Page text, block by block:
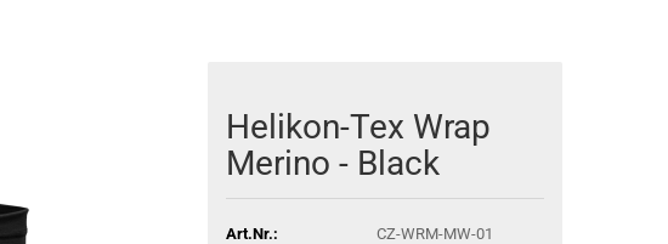
Helikon-Tex Wrap
Merino - Black
Art.Nr.:
CZ-WRM-MW-01